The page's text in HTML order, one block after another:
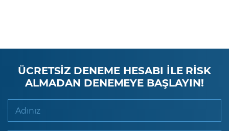
ÜCRETSİZ DENEME HESABI İLE RİSK
ALMADAN DENEMEYE BAŞLAYIN!
Adınız